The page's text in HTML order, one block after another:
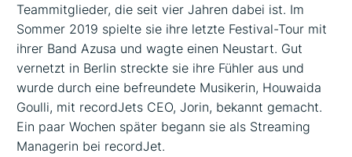
Teammitglieder, die seit vier Jahren dabei ist. Im
Sommer 2019 spielte sie ihre letzte Festival-Tour mit
ihrer Band Azusa und wagte einen Neustart. Gut
vernetzt in Berlin streckte sie ihre Fühler aus und
wurde durch eine befreundete Musikerin, Houwaida
Goulli, mit recordJets CEO, Jorin, bekannt gemacht.
Ein paar Wochen später begann sie als Streaming
Managerin bei recordJet.